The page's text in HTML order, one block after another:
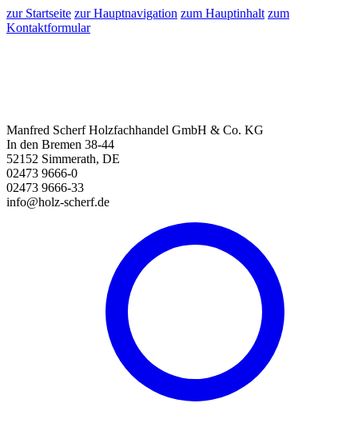
zur Startseite zur Hauptnavigation zum Hauptinhalt zum
Kontaktformular
Manfred Scherf Holzfachhandel GmbH & Co. KG
In den Bremen 38-44
52152 Simmerath, DE
02473 9666-0
02473 9666-33
info@holz-scherf.de